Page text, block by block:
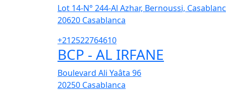
Lot 14-N° 244-Al Azhar, Bernoussi,
20620 Casablanca
+212522764610
BCP - AL IRFANE
Boulevard Ali Yaâta 96
20250 Casablanca